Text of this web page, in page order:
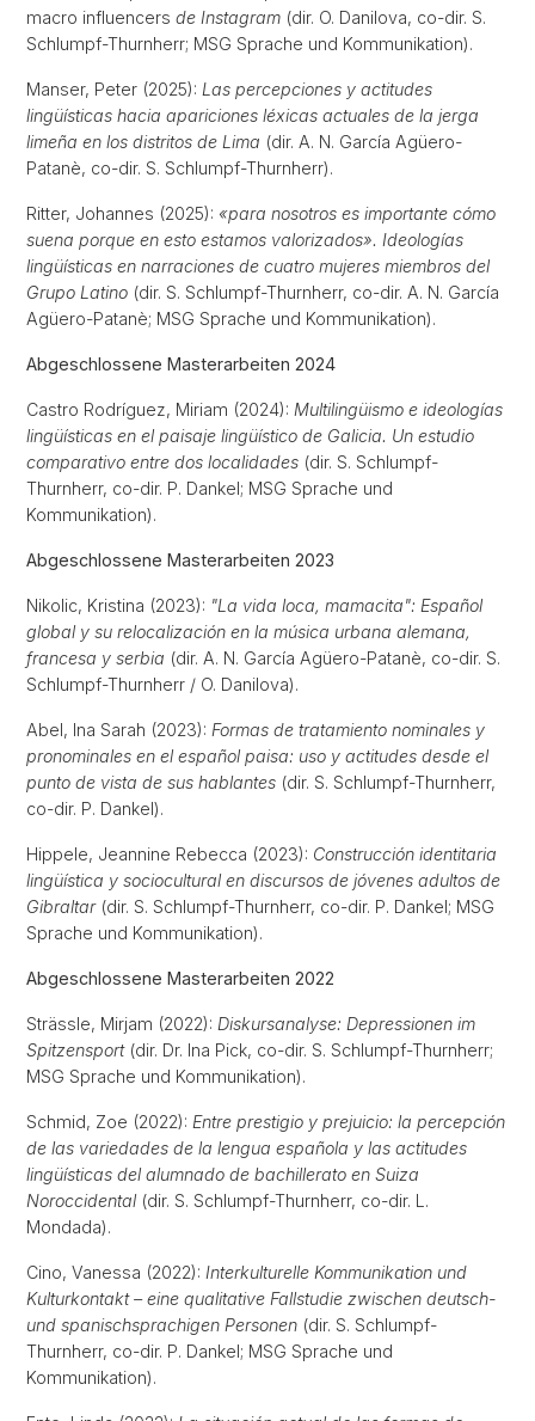
macro influencers de Instagram (dir. O. Danilova, co-dir. S.
Schlumpf-Thurnherr; MSG Sprache und Kommunikation).
Manser, Peter (2025): Las percepciones y actitudes
lingüísticas hacia apariciones léxicas actuales de la jerga
limeña en los distritos de Lima (dir. A. N. García Agüero-
Patanè, co-dir. S. Schlumpf-Thurnherr).
Ritter, Johannes (2025): «para nosotros es importante cómo
suena porque en esto estamos valorizados». Ideologías
lingüísticas en narraciones de cuatro mujeres miembros del
Grupo Latino (dir. S. Schlumpf-Thurnherr, co-dir. A. N. García
Agüero-Patanè; MSG Sprache und Kommunikation).
Abgeschlossene Masterarbeiten 2024
Castro Rodríguez, Miriam (2024): Multilingüismo e ideologías
lingüísticas en el paisaje lingüístico de Galicia. Un estudio
comparativo entre dos localidades (dir. S. Schlumpf-
Thurnherr, co-dir. P. Dankel; MSG Sprache und
Kommunikation).
Abgeschlossene Masterarbeiten 2023
Nikolic, Kristina (2023): "La vida loca, mamacita": Español
global y su relocalización en la música urbana alemana,
francesa y serbia (dir. A. N. García Agüero-Patanè, co-dir. S.
Schlumpf-Thurnherr / O. Danilova).
Abel, Ina Sarah (2023): Formas de tratamiento nominales y
pronominales en el español paisa: uso y actitudes desde el
punto de vista de sus hablantes (dir. S. Schlumpf-Thurnherr,
co-dir. P. Dankel).
Hippele, Jeannine Rebecca (2023): Construcción identitaria
lingüística y sociocultural en discursos de jóvenes adultos de
Gibraltar (dir. S. Schlumpf-Thurnherr, co-dir. P. Dankel; MSG
Sprache und Kommunikation).
Abgeschlossene Masterarbeiten 2022
Strässle, Mirjam (2022): Diskursanalyse: Depressionen im
Spitzensport(dir. Dr. Ina Pick, co-dir. S. Schlumpf-Thurnherr;
MSG Sprache und Kommunikation).
Schmid, Zoe (2022): Entre prestigio y prejuicio: la percepción
de las variedades de la lengua española y las actitudes
lingüísticas del alumnado de bachillerato en Suiza
Noroccidental(dir. S. Schlumpf-Thurnherr, co-dir. L.
Mondada).
Cino, Vanessa (2022): Interkulturelle Kommunikation und
Kulturkontakt – eine qualitative Fallstudie zwischen deutsch-
und spanischsprachigen Personen (dir. S. Schlumpf-
Thurnherr, co-dir. P. Dankel; MSG Sprache und
Kommunikation).